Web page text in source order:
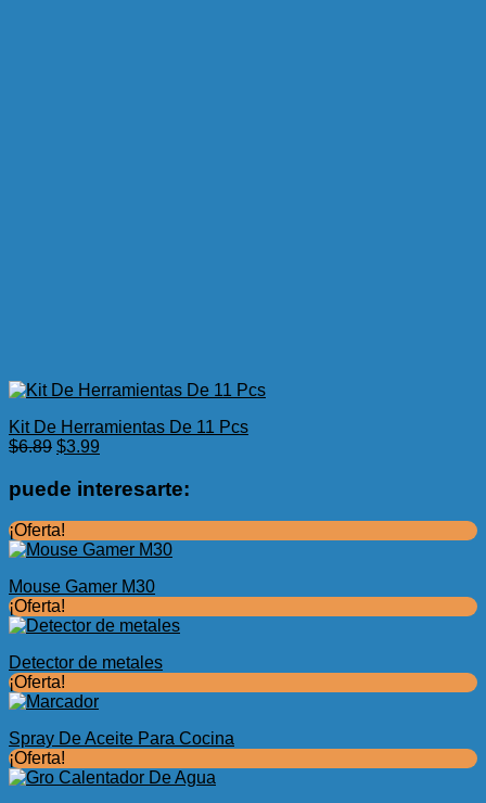
Kit De Herramientas De 11 Pcs
$6.89 El
original
$6.89.
$3.99
actual
$3.99.
puede interesarte:
¡Oferta!
Mouse Gamer M30
¡Oferta!
Detector de metales
¡Oferta!
Spray De Aceite Para Cocina
¡Oferta!